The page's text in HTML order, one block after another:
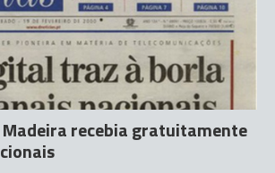
Madeira recebia gratuitamente